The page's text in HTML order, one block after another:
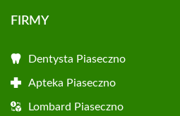
FIRMY
Dentysta Piaseczno
Apteka Piaseczno
Lombard Piaseczno